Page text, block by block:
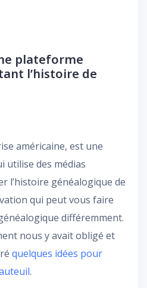
plateforme
l’histoire de
américaine, est une
utilise des médias
l’histoire généalogique de
qui peut vous faire
différemment.
nous y avait obligé et
quelques idées pour
.